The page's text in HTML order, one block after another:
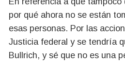
por qué ahora no se están
esas personas. Por las
Justicia federal y se tendría
Bullrich, y sé que no es una